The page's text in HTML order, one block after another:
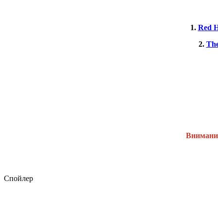
1. Red
2.
Спойлер